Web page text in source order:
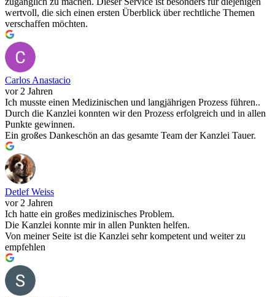
wertvoll, die sich einen ersten Überblick über rechtliche Themen
verschaffen möchten.
Carlos Anastacio
vor 2 Jahren
Ich musste einen Medizinischen und langjährigen Prozess führen..
Durch die Kanzlei konnten wir den Prozess erfolgreich und in allen
Punkte gewinnen.
Ein großes Dankeschön an das gesamte Team der Kanzlei Tauer.
Detlef Weiss
vor 2 Jahren
Ich hatte ein großes medizinisches Problem.
Die Kanzlei konnte mir in allen Punkten helfen.
Von meiner Seite ist die Kanzlei sehr kompetent und weiter zu
empfehlen